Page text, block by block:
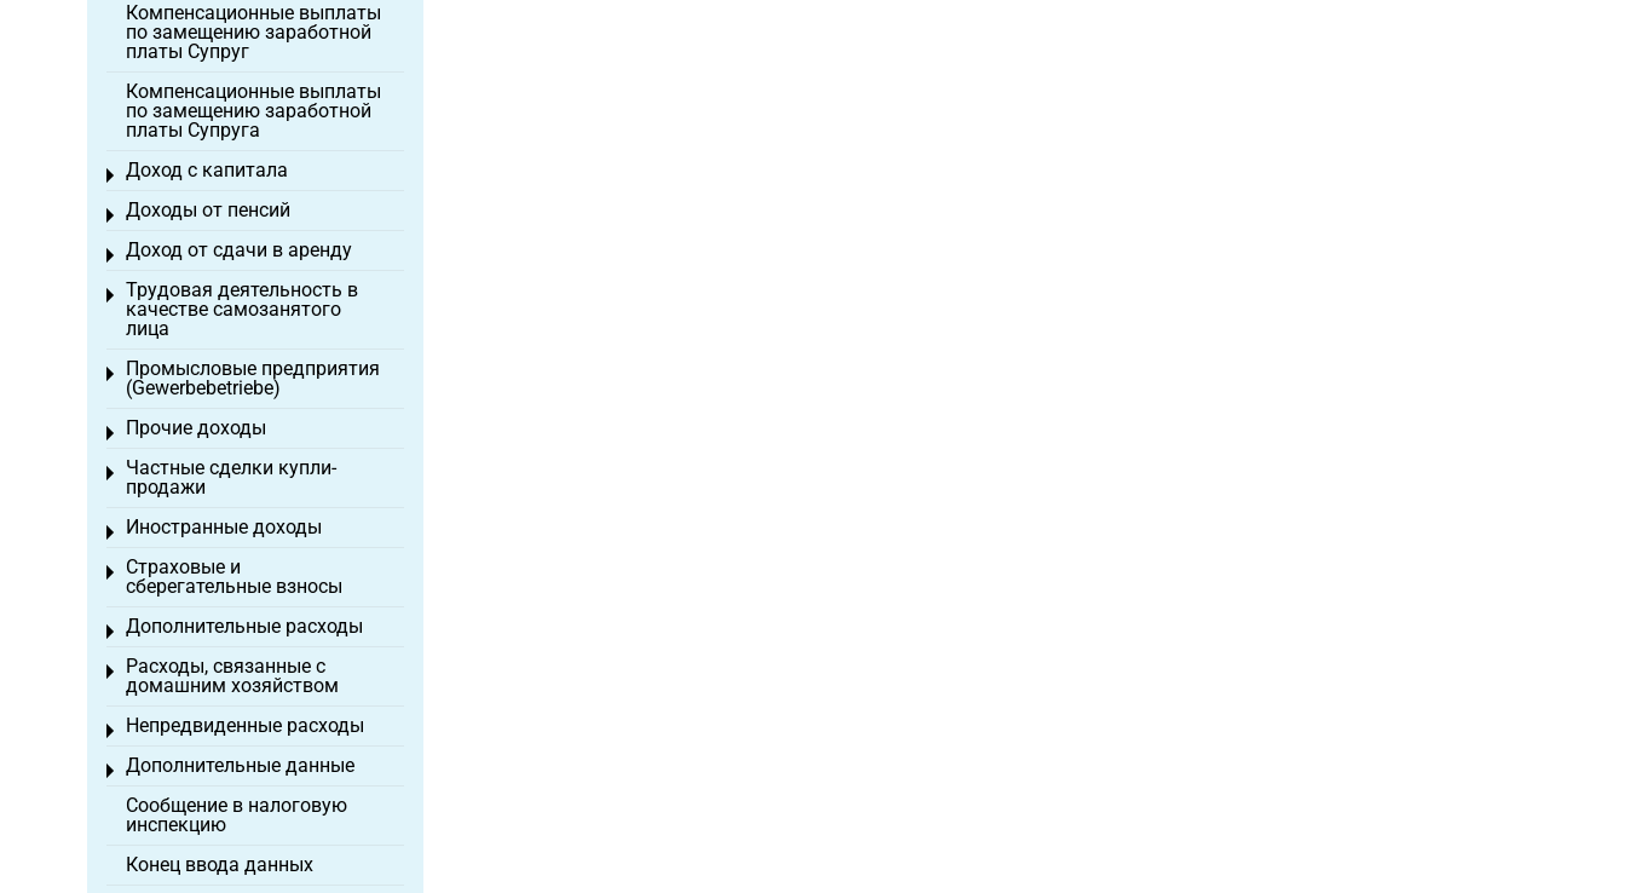
Компенсационные выплаты
по замещению заработной
платы Супруг
Компенсационные выплаты
по замещению заработной
платы Супруга
Доход с капитала
Toggle menu
Доходы от пенсий
Toggle menu
Доход от сдачи в аренду
Toggle menu
Трудовая деятельность в
качестве самозанятого
лица
Toggle menu
Промысловые предприятия
(Gewerbebetriebe)
Toggle menu
Прочие доходы
Toggle menu
Частные сделки купли-
продажи
Toggle menu
Иностранные доходы
Toggle menu
Страховые и
сберегательные взносы
Toggle menu
Дополнительные расходы
Toggle menu
Расходы, связанные с
домашним хозяйством
Toggle menu
Непредвиденные расходы
Toggle menu
Дополнительные данные
Toggle menu
Сообщение в налоговую
инспекцию
Конец ввода данных